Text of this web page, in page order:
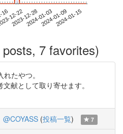
12-22
2023-12-282024-01-032024-01-092024-01-15
7 favorites)
たやつ。
献として取り寄せます。
@COYASS (投稿一覧) 7